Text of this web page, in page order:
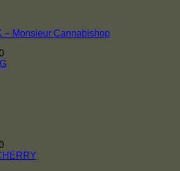
– Monsieur Cannabishop
de
de